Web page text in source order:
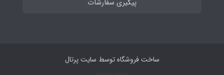
پیگیری سفارشات
ساخت فروشگاه توسط سایت پرتال